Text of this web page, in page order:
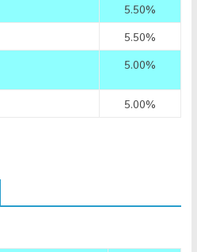
5.50%
5.50%
5.00%
5.00%